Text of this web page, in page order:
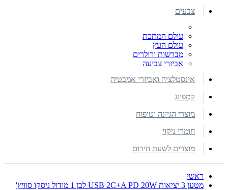
צבעים
עולם המתכת
עולם העץ
מברשות ורולרים
אביזרי צביעה
אינסטלציה ואביזרי אמבטיה
קמפינג
מוצרי הגיינה וטיפוח
חומרי ניקוי
מוצרים לשעת חירום
ראשי
מטען 3 יציאות USB 2C+A PD 20W לבן 1 מודול ניסקו סוויץ'